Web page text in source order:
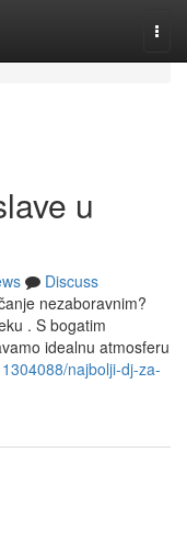
u
Discuss
nezaboravnim?
. S bogatim
idealnu atmosferu
najbolji-dj-za-